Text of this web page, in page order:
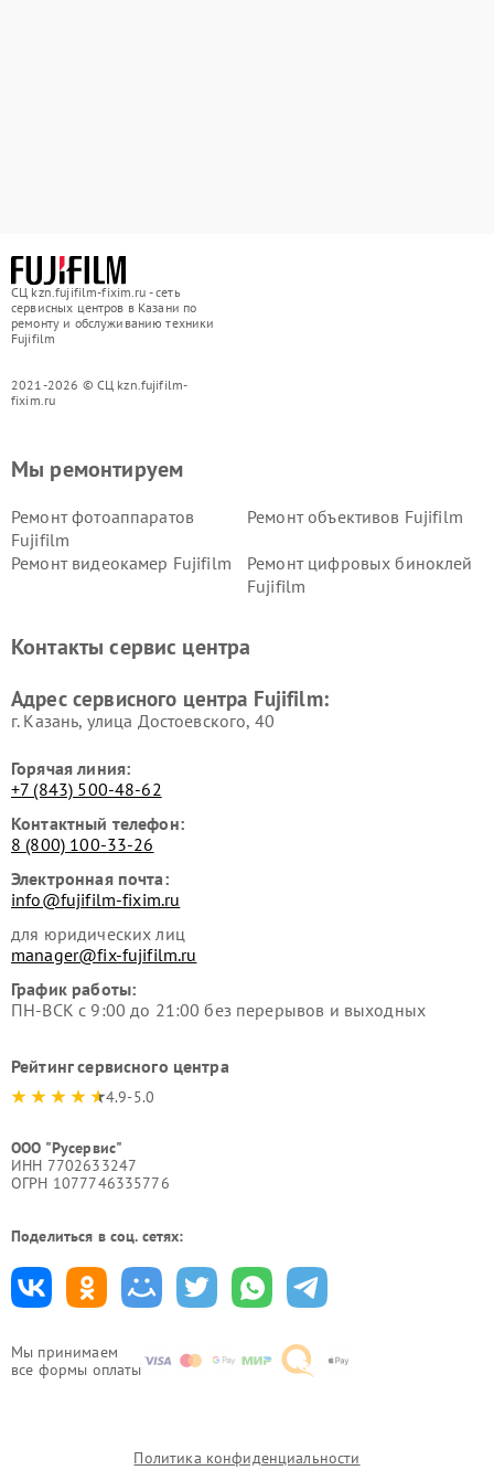
СЦ kzn.fujifilm-fixim.ru - сеть
сервисных центров в Казани по
ремонту и обслуживанию техники
Fujifilm
2021-2026 © СЦ kzn.fujifilm-
fixim.ru
Мы принимаем
все формы оплаты
Мы ремонтируем
Ремонт фотоаппаратов
Fujifilm
Ремонт объективов Fujifilm
Ремонт видеокамер Fujifilm
Ремонт цифровых биноклей
Fujifilm
Контакты сервис центра
Адрес сервисного центра Fujifilm:
г. Казань, улица Достоевского, 40
Горячая линия:
+7 (843) 500-48-62
Контактный телефон:
8 (800) 100-33-26
Электронная почта:
info@fujifilm-fixim.ru
для юридических лиц
manager@fix-fujifilm.ru
График работы:
ПН-ВСК с 9:00 до 21:00 без перерывов и выходных
Рейтинг сервисного центра
4.9-5.0
ООО "Русервис"
ИНН 7702633247
ОГРН 1077746335776
Поделиться в соц. сетях:
Политика конфиденциальности